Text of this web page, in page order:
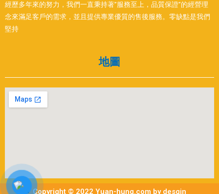
經歷多年來的努力，我們一直秉持著”服務至上，品質保證”的經營理
念來滿足客戶的需求，並且提供專業優質的售後服務。零缺點是我們
堅持
地圖
Copyright © 2022 Yuan-hung.com by desgin